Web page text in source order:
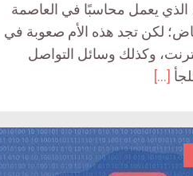
الذي يعمل محاسبًا في العاصمة
لكن تجد هذه الأم صعوبة في
وكذلك وسائل التواصل
[…]